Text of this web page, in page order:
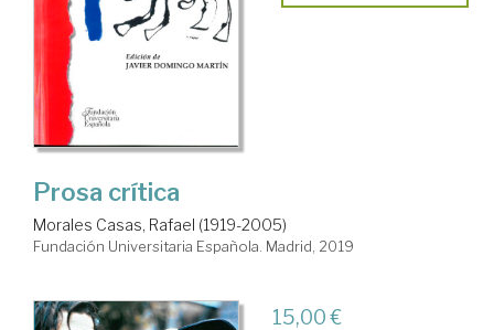
Prosa crítica
Morales Casas, Rafael (1919-2005)
Fundación Universitaria Española. Madrid, 2019
15,00 €